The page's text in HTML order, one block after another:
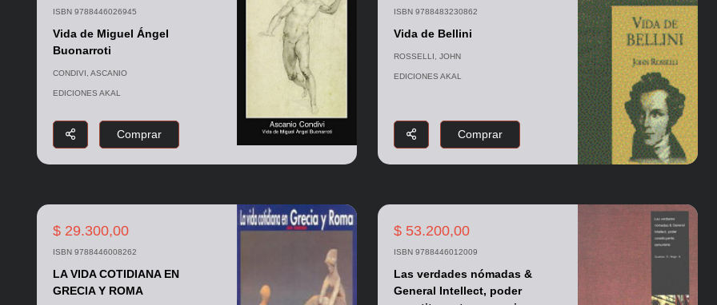
ISBN 9788446026945
Vida de Miguel Ángel
Buonarroti
CONDIVI, ASCANIO
EDICIONES AKAL
Comprar
ISBN 9788483230862
Vida de Bellini
ROSSELLI, JOHN
EDICIONES AKAL
Comprar
$ 29.300,00
ISBN 9788446008262
LA VIDA COTIDIANA EN
GRECIA Y ROMA
$ 53.200,00
ISBN 9788446012009
Las verdades nómadas &
General Intellect, poder